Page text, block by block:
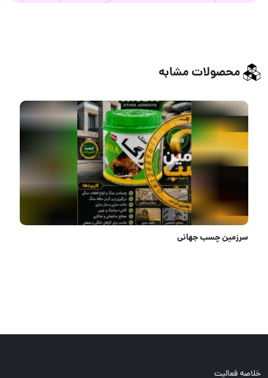
محصولات مشابه
سرزمین چسب جهانی
خلاصه فعالیت